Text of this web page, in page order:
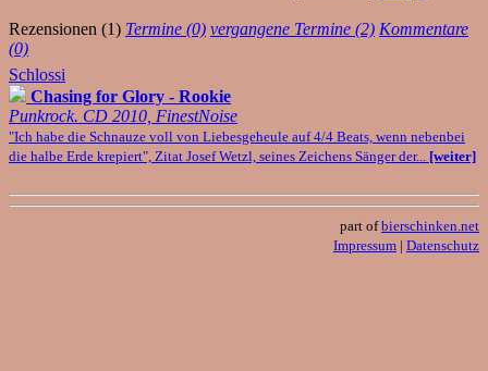
Rezensionen (1) Termine (0) vergangene Termine (2) Kommentare
(0)
Schlossi
Chasing for Glory - Rookie
Punkrock. CD 2010, FinestNoise
"Ich habe die Schnauze voll von Liebesgeheule auf 4/4 Beats, wenn nebenbei
die halbe Erde krepiert", Zitat Josef Wetzl, seines Zeichens Sänger der... [weiter]
part ofbierschinken.net
Impressum | Datenschutz